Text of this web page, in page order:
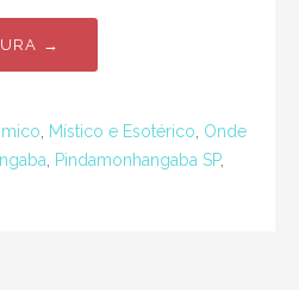
→
Místico e Esotérico Onde
Pindamonhangaba SP,